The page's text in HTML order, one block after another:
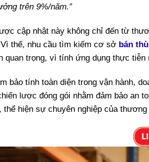
trên 9%/năm.”
cập nhật này không chỉ đến từ
thế, nhu cầu tìm kiếm cơ sở bán
quan trọng, vì tính ứng dụng thực tiễn
bảo tính toàn diện trong vận hành,
lược đóng gói nhằm đảm bảo an
thể hiện sự chuyên nghiệp của